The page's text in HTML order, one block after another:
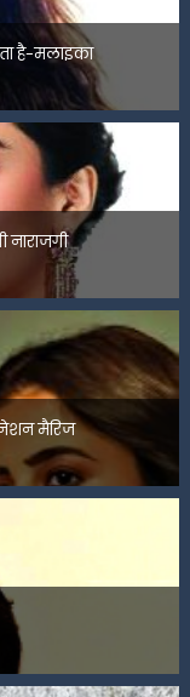
है-मलाइका
मैरिज